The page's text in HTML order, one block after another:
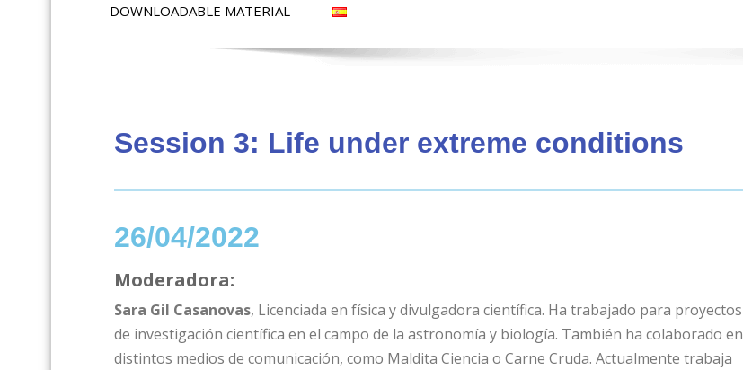
DOWNLOADABLE MATERIAL
Session 3: Life under extreme conditions
26/04/2022
Moderadora:
Sara Gil Casanovas, Licenciada en física y divulgadora científica. Ha trabajado para proyectos
de investigación científica en el campo de la astronomía y biología. También ha colaborado en
distintos medios de comunicación, como Maldita Ciencia o Carne Cruda. Actualmente trabaja